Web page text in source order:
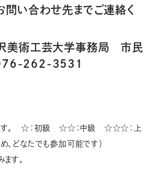
問い合わせ先までご連絡く
美術工芸大学事務局 市民
262-3531
ます。 ☆：初級 ☆☆：中級 ☆☆☆：上
、どなたでも参加可能です）
す。